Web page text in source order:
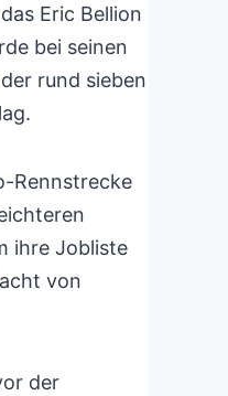
Eric Bellion
bei seinen
rund sieben
Rennstrecke
ihre Jobliste
von
der